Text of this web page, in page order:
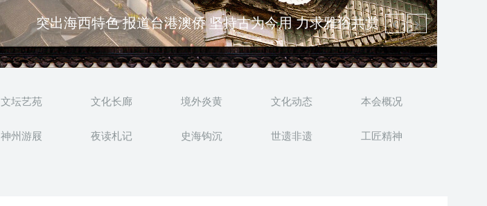
弘扬优秀文化 振奋民族精神 介绍民族瑰宝 宣传中华精英
突出海西特色 报道台港澳侨 坚持古为今用 力求雅俗共赏
文坛艺苑 文化长廊 境外炎黄 文化动态 本会概况
神州游屐 夜读札记 史海钩沉 世遗非遗 工匠精神